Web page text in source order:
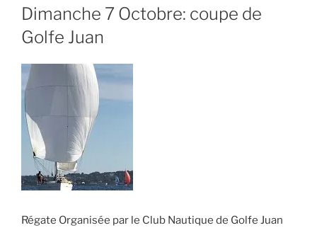
LE
Dimanche 7 Octobre: coupe de
Golfe Juan
Régate Organisée par le Club Nautique de Golfe Juan